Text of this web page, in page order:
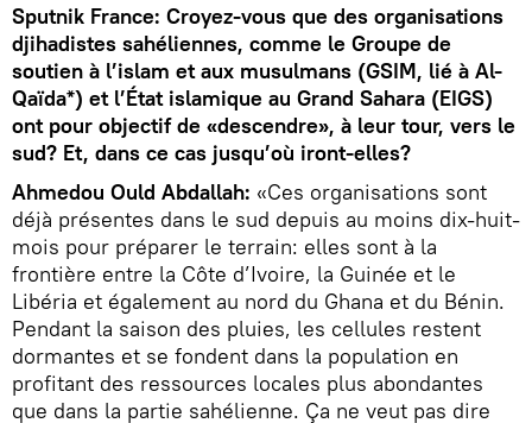
Sputnik France: Croyez-vous que des organisations
djihadistes sahéliennes, comme le Groupe de
soutien à l’islam et aux musulmans (GSIM, lié à Al-
Qaïda*) et l’État islamique au Grand Sahara (EIGS)
ont pour objectif de «descendre», à leur tour, vers le
sud? Et, dans ce cas jusqu’où iront-elles?
Ahmedou Ould Abdallah: «Ces organisations sont
déjà présentes dans le sud depuis au moins dix-huit-
mois pour préparer le terrain: elles sont à la
frontière entre la Côte d’Ivoire, la Guinée et le
Libéria et également au nord du Ghana et du Bénin.
Pendant la saison des pluies, les cellules restent
dormantes et se fondent dans la population en
profitant des ressources locales plus abondantes
que dans la partie sahélienne. Ça ne veut pas dire